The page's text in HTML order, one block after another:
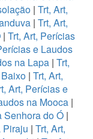
| Trt, Art,
| Trt, Art,
| Trt, Art, Perícias
e Laudos
na Lapa| Trt,
| Trt, Art,
Art, Perícias e
na Mooca|
Senhora do Ó|
Piraju | Trt, Art,